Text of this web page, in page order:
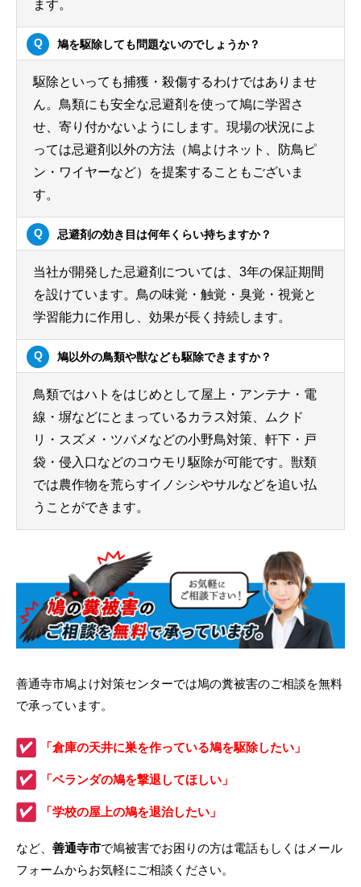
ます。
鳩を駆除しても問題ないのでしょうか？
駆除といっても捕獲・殺傷するわけではありませ
ん。鳥類にも安全な忌避剤を使って鳩に学習さ
せ、寄り付かないようにします。現場の状況によ
っては忌避剤以外の方法（鳩よけネット、防鳥ピ
ン・ワイヤーなど）を提案することもございま
す。
忌避剤の効き目は何年くらい持ちますか？
当社が開発した忌避剤については、3年の保証期間
を設けています。鳥の味覚・触覚・臭覚・視覚と
学習能力に作用し、効果が長く持続します。
鳩以外の鳥類や獣なども駆除できますか？
鳥類ではハトをはじめとして屋上・アンテナ・電
線・塀などにとまっているカラス対策、ムクド
リ・スズメ・ツバメなどの小野鳥対策、軒下・戸
袋・侵入口などのコウモリ駆除が可能です。獣類
では農作物を荒らすイノシシやサルなどを追い払
うことができます。
善通寺市鳩よけ対策センターでは鳩の糞被害のご相談を無料
で承っています。
「倉庫の天井に巣を作っている鳩を駆除したい」
「ベランダの鳩を撃退してほしい」
「学校の屋上の鳩を退治したい」
など、 善通寺市で鳩被害でお困りの方は電話もしくはメール
フォームからお気軽にご相談ください。